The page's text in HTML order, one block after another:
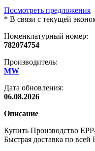
Посмотреть предложения
* В связи с текущей
Номенклатурный номер:
782074754
Производитель:
MW
Дата обновления:
06.08.2026
Описание
Купить Производство
Быстрая доставка по